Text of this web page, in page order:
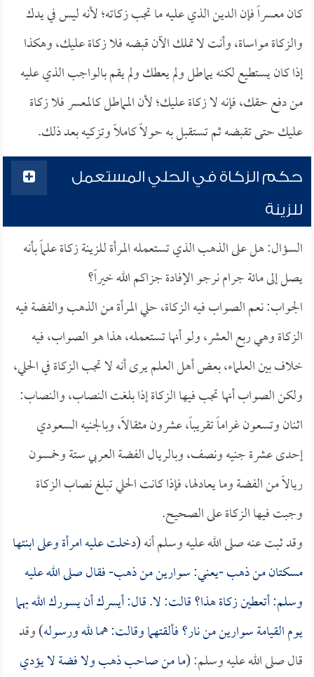
كان معسراً فإن الدين الذي عليه ما تجب زكاته؛ لأنه ليس في يدك
والزكاة مواساة، وأنت لا تملك الآن قبضه فلا زكاة عليك، وهكذا
إذا كان يستطيع لكنه يماطل ولم يعطك ولم يقم بالواجب الذي عليه
من دفع حقك، فإنه لا زكاة عليك؛ لأن المماطل كالمعسر فلا زكاة
عليك حتى تقبضه ثم تستقبل به حولاً كاملاً وتزكيه بعد ذلك.
حكم الزكاة في الحلي المستعمل
للزينة
السؤال: هل على الذهب الذي تستعمله المرأة للزينة زكاة علماً بأنه
يصل إلى مائة جرام نرجو الإفادة جزاكم الله خيراً؟
الجواب: نعم الصواب فيه الزكاة، حلي المرأة من الذهب والفضة فيه
الزكاة وهي ربع العشر، ولو أنها تستعمله، هذا هو الصواب، فيه
خلاف بين العلماء، بعض أهل العلم يرى أنه لا تجب الزكاة في الحلي،
ولكن الصواب أنها تجب فيها الزكاة إذا بلغت النصاب، والنصاب:
اثنان وتسعون غراماً تقريباً، عشرون مثقالاً، وبالجنيه السعودي
إحدى عشرة جنيه ونصف، وبالريال الفضة العربي ستة وخمسون
ريالاً من الفضة وما يعادلها، فإذا كانت الحلي تبلغ نصاب الزكاة
وجبت فيها الزكاة على الصحيح.
وقد ثبت عنه صلى الله عليه وسلم أنه (دخلت عليه امرأة وعلى ابنتها
مسكتان من ذهب -يعني: سوارين من ذهب- فقال صلى الله عليه
وسلم: أتعطين زكاة هذا؟ قالت: لا. قال: أيسرك أن يسورك الله بهما
يوم القيامة سوارين من نار؟ فألقتهما وقالت: هما لله ورسوله) وقد
قال صلى الله عليه وسلم: (ما من صاحب ذهب ولا فضة لا يؤدي